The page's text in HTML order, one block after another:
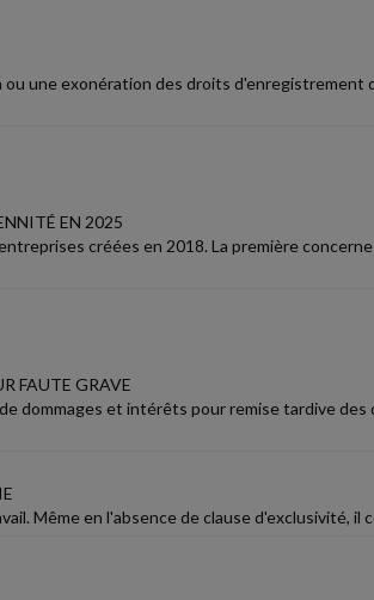
une exonération des droits d'enregistrement
EN 2025
créées en 2018. La première
FAUTE GRAVE
dommages et intérêts pour remise tardive
Même en l'absence de clause d'exclusivité, il